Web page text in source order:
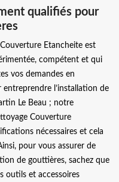
qualifiés pour
Etancheite est
compétent et qui
vos demandes en
l’installation de
Le Beau ; notre
Couverture
nécessaires et cela
pour vous assurer de
de gouttières, sachez que
outils et accessoires